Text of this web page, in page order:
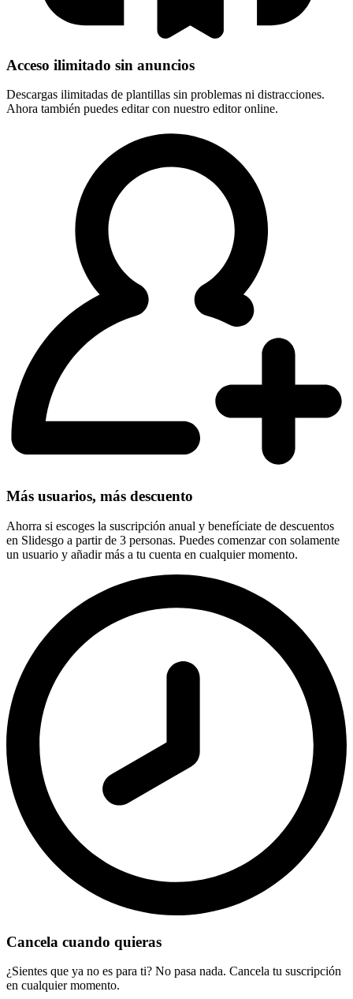
Acceso ilimitado sin anuncios
Descargas ilimitadas de plantillas sin problemas ni distracciones.
Ahora también puedes editar con nuestro editor online.
Más usuarios, más descuento
Ahorra si escoges la suscripción anual y benefíciate de descuentos
en Slidesgo a partir de 3 personas. Puedes comenzar con solamente
un usuario y añadir más a tu cuenta en cualquier momento.
Cancela cuando quieras
¿Sientes que ya no es para ti? No pasa nada. Cancela tu suscripción
en cualquier momento.